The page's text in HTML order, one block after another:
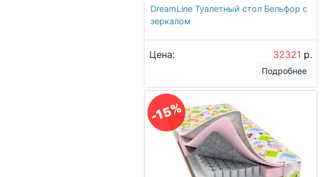
DreamLine Туалетный стол Бельфор с
зеркалом
Цена: 32321 р.
Подробнее
-15%